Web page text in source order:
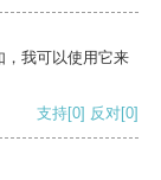
，我可以使用它来
支持[0] 反对[0]